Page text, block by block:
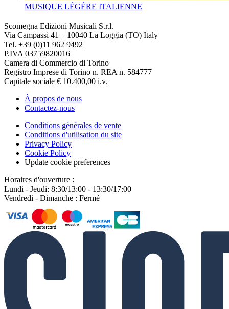
MUSIQUE LÉGÈRE ITALIENNE
Scomegna Edizioni Musicali S.r.l.
Via Campassi 41 – 10040 La Loggia (TO) Italy
Tel. +39 (0)11 962 9492
P.IVA 03759820016
Camera di Commercio di Torino
Registro Imprese di Torino n. REA n. 584777
Capitale sociale € 10.400,00 i.v.
À propos de nous
Contactez-nous
Conditions générales de vente
Conditions d'utilisation du site
Privacy Policy
Cookie Policy
Update cookie preferences
Horaires d'ouverture :
Lundi - Jeudi: 8:30/13:00 - 13:30/17:00
Vendredi - Dimanche : Fermé